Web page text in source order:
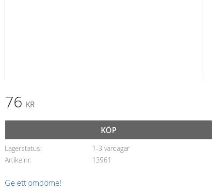
76 KR
KÖP
Lagerstatus
1-3 vardagar
Artikelnr
13961
Ge ett omdöme!